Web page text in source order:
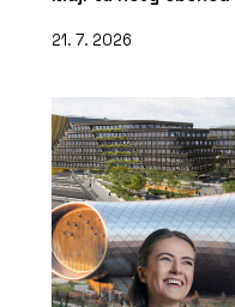
21. 7. 2026